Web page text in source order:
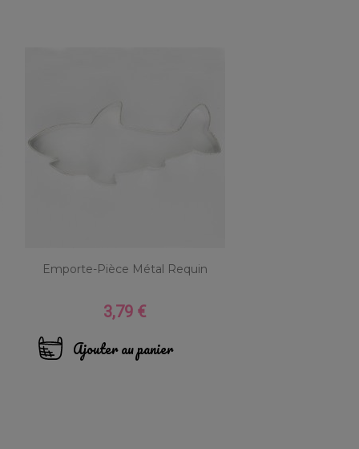
Emporte-Pièce Métal Requin
Prix
3,79 €
Ajouter au panier